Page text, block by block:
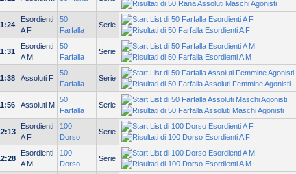
Esordienti
A F
50
Farfalla
Serie
Esordienti
A M
50
Farfalla
Serie
Assoluti F
50
Farfalla
Serie
Assoluti M
50
Farfalla
Serie
Esordienti
A F
100
Dorso
Serie
Esordienti
A M
100
Dorso
Serie